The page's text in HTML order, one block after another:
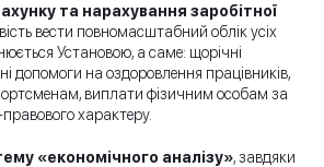
та нарахування заробітної
вести повномасштабний облік усіх
Установою, а саме: щорічні
допомоги на оздоровлення працівників,
виплати фізичним особам за
характеру.
«економічного аналізу», завдяки